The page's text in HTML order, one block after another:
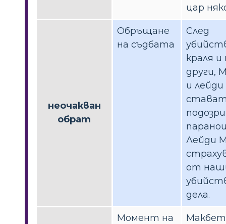
цар
неочакван
обрат
Обръщане
на съдбата
След
краля и
други,
и
Лейди
от
дела.
Момент на
Макбет